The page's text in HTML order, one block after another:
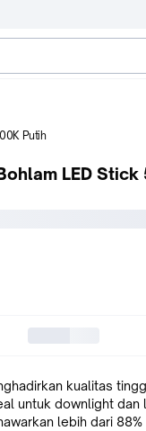
Putih
LED
kualitas
untuk downlight dan
lebih dari